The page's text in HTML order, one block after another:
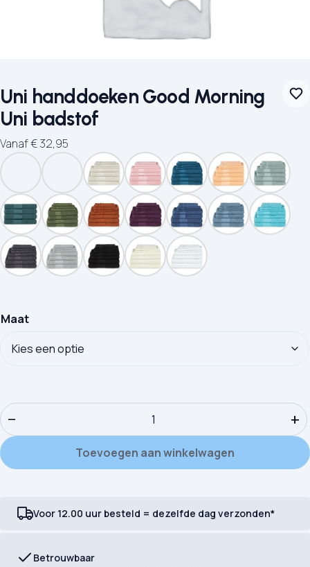
Uni handdoeken Good Morning
Uni badstof
Vanaf€32,95
Maat
Uni handdoeken Good Morning Uni badstof aantal
− +
Toevoegen aan winkelwagen
Voor 12.00 uur besteld = dezelfde dag verzonden*
Betrouwbaar